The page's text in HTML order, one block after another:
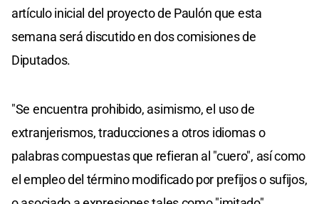
artículo inicial del proyecto de Paulón que esta
semana será discutido en dos comisiones de
Diputados.
"Se encuentra prohibido, asimismo, el uso de
extranjerismos, traducciones a otros idiomas o
palabras compuestas que refieran al "cuero", así como
el empleo del término modificado por prefijos o sufijos,